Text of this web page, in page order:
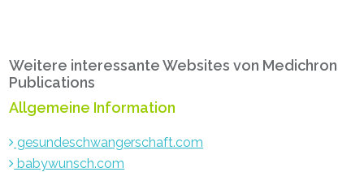
Sidebar
Weitere interessante Websites von Medichron
Publications
Allgemeine Information
gesundeschwangerschaft.com
babywunsch.com